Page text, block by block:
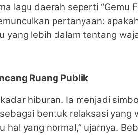
lagu daerah seperti “Gemu
pertanyaan:
yang lebih dalam tentang
Ruang Publik
hiburan. Ia menjadi
bentuk relaksasi yang
hal yang normal,” ujarnya.